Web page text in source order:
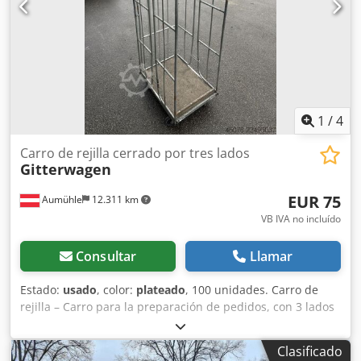
SIN GARANTÍA; se reserva el derecho a realizar cambios, a
la venta previa y a los errores.
1 /4
Aumühle 12.311 km
Carro de rejilla cerrado por tres lados
Gitterwagen
EUR 75
VB IVA no incluído
Consultar Llamar
Estado: usado, color: plateado, 100 unidades. Carro de
rejilla – Carro para la preparación de pedidos, con 3 lados
cerrados, usado. 🧰 Características del producto: •
Fabricante: No especificado • Estado: usado, consulte las
fotos • Color: galvanizado • Dimensiones exteriores: 575 x
Clasificado